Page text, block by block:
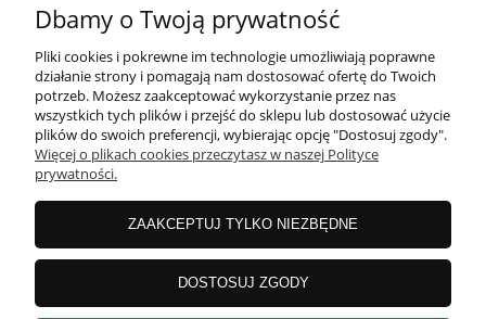
MOJE KONTO
PŁATNOŚCI I DOSTAWA
INFORMACJE
O NAS
Dbamy o Twoją prywatność
Pliki cookies i pokrewne im technologie umożliwiają poprawne
działanie strony i pomagają nam dostosować ofertę do Twoich
potrzeb. Możesz zaakceptować wykorzystanie przez nas
wszystkich tych plików i przejść do sklepu lub dostosować użycie
plików do swoich preferencji, wybierając opcję "Dostosuj zgody".
Więcej o plikach cookies przeczytasz w naszej Polityce
prywatności.
ZAAKCEPTUJ TYLKO NIEZBĘDNE
DOSTOSUJ ZGODY